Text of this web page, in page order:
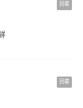
回覆
回覆